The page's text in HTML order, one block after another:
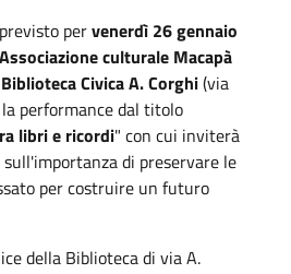
pervenerdì 26 gennaio
culturale Macapà
Biblioteca Civica A. Corghi(via
performance dal titolo
libri e ricordi" con cui inviterà
di preservare le
per costruire un futuro
della Biblioteca di via A.